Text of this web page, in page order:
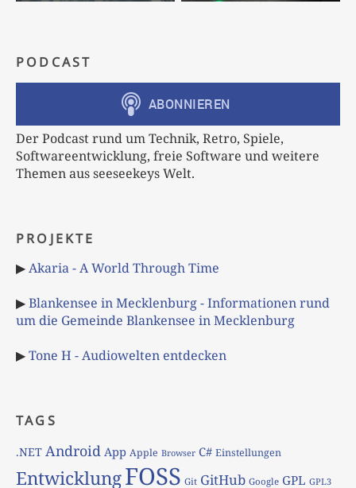
PODCAST
Der Podcast rund um Technik, Retro, Spiele,
Softwareentwicklung, freie Software und weitere
Themen aus seeseekeys Welt.
PROJEKTE
▶Akaria - A World Through Time
▶Blankensee in Mecklenburg - Informationen rund
um die Gemeinde Blankensee in Mecklenburg
▶Tone H - Audiowelten entdecken
TAGS
.NET Android App Apple Browser C# Einstellungen
EntwicklungFOSS Git GitHub Google GPL GPL3